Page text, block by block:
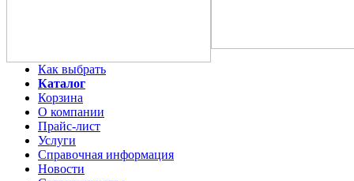
Как выбрать
Каталог
Корзина
О компании
Прайс-лист
Услуги
Справочная информация
Новости